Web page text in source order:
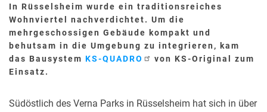
FLÄCHENEFFIZIENTES BAUEN
RAUMKLIMA
SERIELLES BAUEN
ENERGIEEFFIZIENTES BAUEN
In Rüsselsheim wurde ein traditionsreiches
Wohnviertel nachverdichtet. Um die
mehrgeschossigen Gebäude kompakt und
behutsam in die Umgebung zu integrieren, kam
das Bausystem KS-QUADRO
von KS-Original zum
Einsatz.
Südöstlich des Verna Parks in Rüsselsheim hat sich in über